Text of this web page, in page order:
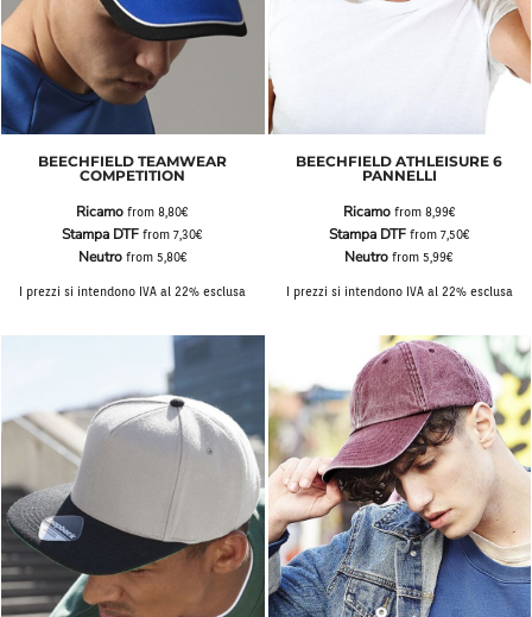
BEECHFIELD TEAMWEAR
COMPETITION
Ricamo from8,80€
Stampa DTF from7,30€
Neutrofrom 5,80€
I prezzi si intendono IVA al 22% esclusa
BEECHFIELD ATHLEISURE 6
PANNELLI
Ricamofrom 8,99€
Stampa DTFfrom 7,50€
Neutro from5,99€
I prezzi si intendono IVA al 22% esclusa